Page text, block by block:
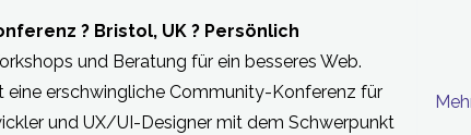
? Bristol, UK ? Persönlich
und Beratung für ein besseres Web.
eine erschwingliche Community-Konferenz für
und UX/UI-Designer mit dem Schwerpunkt